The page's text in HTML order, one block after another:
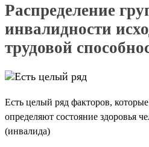
Распределение
инвалидности
трудовой
Есть целый ряд факторов,
определяют состояние здоровья
(инвалида)